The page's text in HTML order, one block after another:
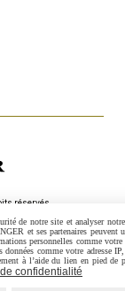
réservés
Gestion cookies
de notre site et analyser
et ses partenaires peuvent
personnelles comme
comme votre adresse
à l’aide du lien en pied de
confidentialité